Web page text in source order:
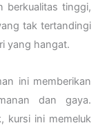
berkualitas tinggi,
tak tertandingi
yang hangat.
ini memberikan
dan gaya.
kursi ini memeluk